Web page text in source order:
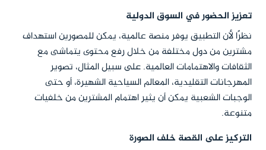
تعزيز الحضور في السوق الدولية
نظرًا لأن التطبيق يوفر منصة عالمية، يمكن للمصورين استهداف
مشترين من دول مختلفة من خلال رفع محتوى يتماشى مع
الثقافات والاهتمامات العالمية. على سبيل المثال، تصوير
المهرجانات التقليدية، المعالم السياحية الشهيرة، أو حتى
الوجبات الشعبية يمكن أن يثير اهتمام المشترين من خلفيات
متنوعة.
التركيز على القصة خلف الصورة